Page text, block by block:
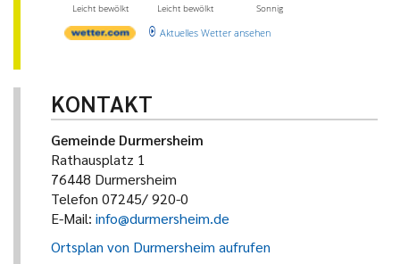
Leicht bewölkt
Leicht bewölkt
Sonnig
Aktuelles Wetter ansehen
KONTAKT
Gemeinde Durmersheim
Rathausplatz 1
76448 Durmersheim
Telefon 07245/ 920-0
E-Mail: info@durmersheim.de
Ortsplan von Durmersheim aufrufen